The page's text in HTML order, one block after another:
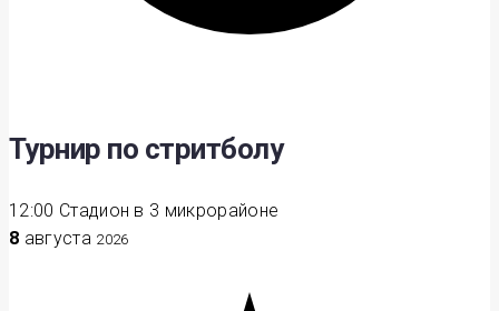
Турнир по стритболу
12:00 Стадион в 3 микрорайоне
8 августа 2026